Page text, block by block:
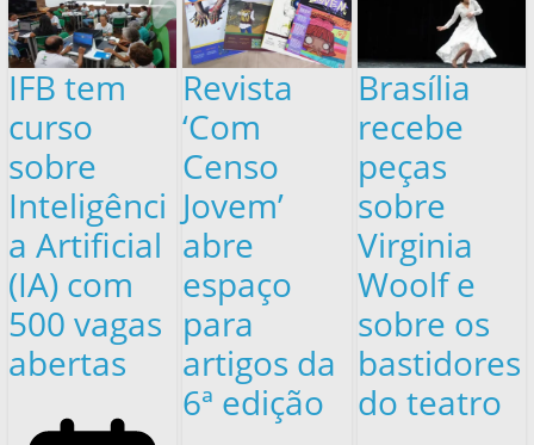
IFB tem
curso
sobre
Inteligênci
a Artificial
(IA) com
500 vagas
abertas
Revista
‘Com
Censo
Jovem’
abre
espaço
para
artigos da
6ª edição
Brasília
recebe
peças
sobre
Virginia
Woolf e
sobre os
bastidores
do teatro